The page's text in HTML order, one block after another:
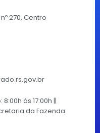
270, Centro
às 17:00h ||
da Fazenda: